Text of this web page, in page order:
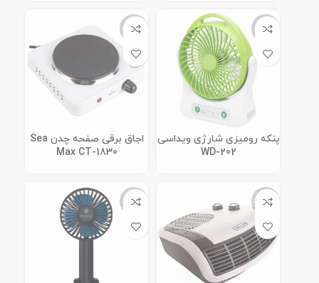
ناموجود
پنکه رومیزی شارژی ویداسی
WD-202
ناموجود
اجاق برقی صفحه چدن Sea
Max CT-1830
ناموجود ناموجود